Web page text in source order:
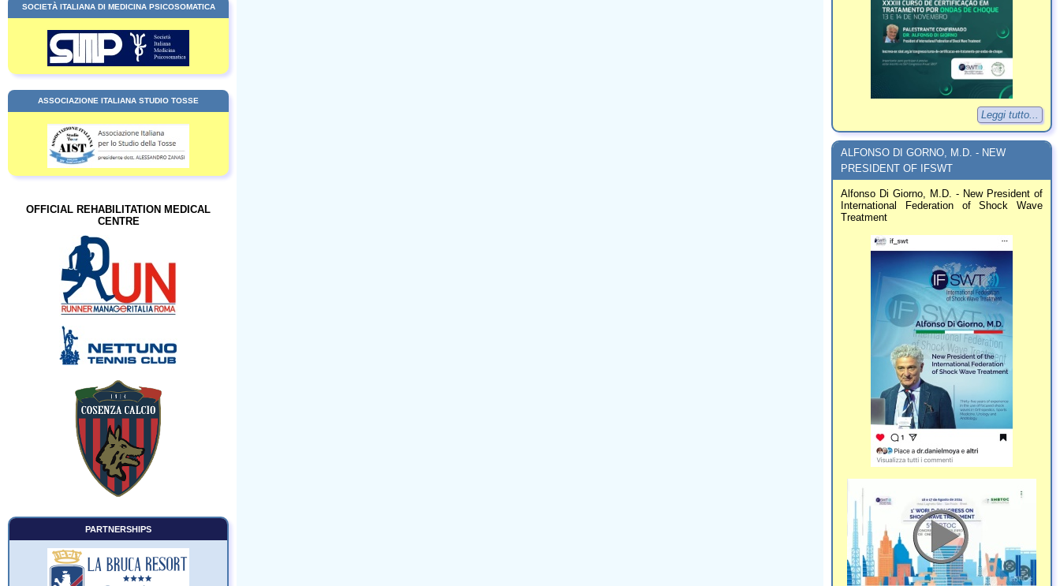
SOCIETÀ ITALIANA DI MEDICINA PSICOSOMATICA
ASSOCIAZIONE ITALIANA STUDIO TOSSE
OFFICIAL REHABILITATION MEDICAL
CENTRE
PARTNERSHIPS
Leggi tutto...
ALFONSO DI GORNO, M.D. - NEW
PRESIDENT OF IFSWT
Alfonso Di Giorno, M.D. - New President of
International Federation of Shock Wave
Treatment